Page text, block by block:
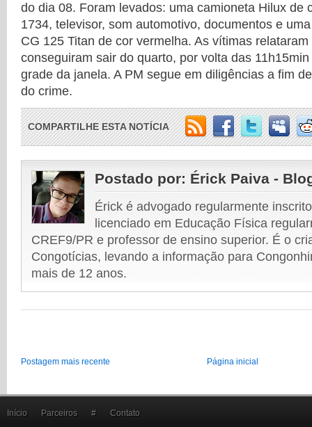
do dia 08. Foram levados: uma camioneta Hilux de
1734, televisor, som automotivo, documentos e
CG 125 Titan de cor vermelha. As vítimas
conseguiram sair do quarto, por volta das
grade da janela. A PM segue em diligências a fim
do crime.
COMPARTILHE ESTA NOTÍCIA
Postado por: Érick Paiva -
Érick é advogado regularmente
licenciado em Educação Física
CREF9/PR e professor de ensino superior. É o
Congotícias, levando a informação para
mais de 12 anos.
Postagem mais recente Página inicial
Início Parceiros # Contato